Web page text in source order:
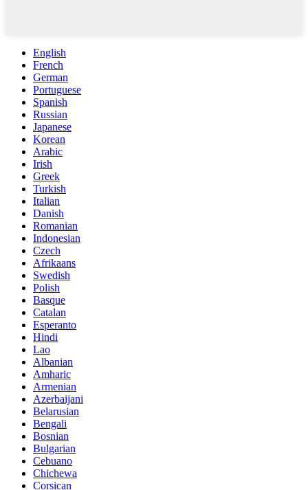
English
French
German
Portuguese
Spanish
Russian
Japanese
Korean
Arabic
Irish
Greek
Turkish
Italian
Danish
Romanian
Indonesian
Czech
Afrikaans
Swedish
Polish
Basque
Catalan
Esperanto
Hindi
Lao
Albanian
Amharic
Armenian
Azerbaijani
Belarusian
Bengali
Bosnian
Bulgarian
Cebuano
Chichewa
Corsican